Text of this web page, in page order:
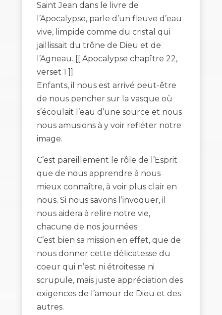
Saint Jean dans le livre de
l’Apocalypse, parle d’un fleuve d’eau
vive, limpide comme du cristal qui
jaillissait du trône de Dieu et de
l’Agneau. [[ Apocalypse chapître 22,
verset 1 ]]
Enfants, il nous est arrivé peut-être
de nous pencher sur la vasque où
s’écoulait l’eau d’une source et nous
nous amusions à y voir refléter notre
image.
C’est pareillement le rôle de l’Esprit
que de nous apprendre à nous
mieux connaître, à voir plus clair en
nous. Si nous savons l’invoquer, il
nous aidera à relire notre vie,
chacune de nos journées.
C’est bien sa mission en effet, que de
nous donner cette délicatesse du
coeur qui n’est ni étroitesse ni
scrupule, mais juste appréciation des
exigences de l’amour de Dieu et des
autres.